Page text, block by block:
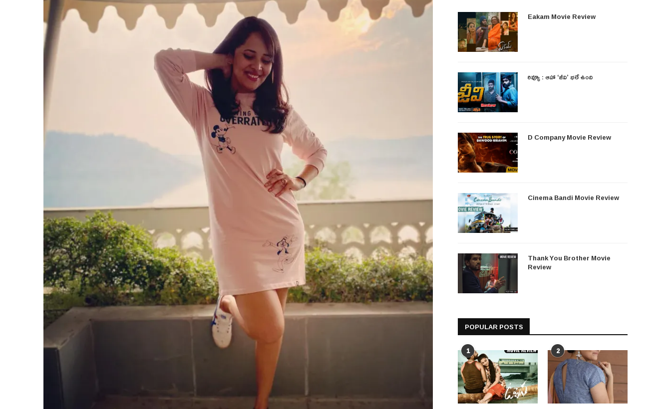
Eakam Movie Review
రివ్యూ : ఆహా ‘జీవి’ భలే ఉంది
D Company Movie Review
Cinema Bandi Movie Review
Thank You Brother Movie
Review
POPULAR POSTS
1 2